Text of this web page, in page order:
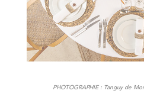
PHOTOGRAPHIE : Tanguy de